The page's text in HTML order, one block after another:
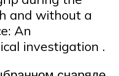
and without a
An
investigation .